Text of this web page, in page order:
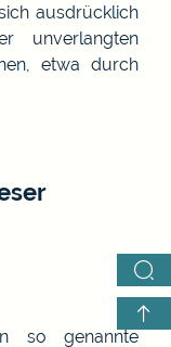
ausdrücklich
unverlangten
etwa durch
so genannte